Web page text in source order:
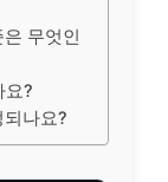
무엇인
요?
나요?